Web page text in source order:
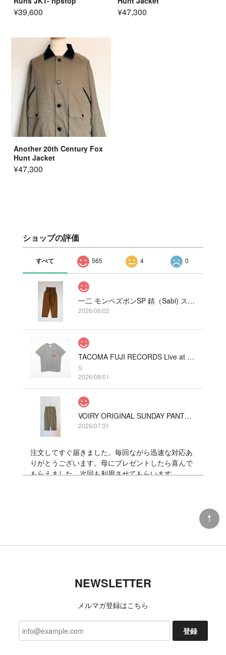
¥39,600 ¥47,300
Another 20th Century Fox
Hunt Jacket
¥47,300
ショップの評価
すべて 565 4 0
一二 モンペズボンSP 錆（Sabi) ストレッチ
2026/08/02
TACOMA FUJI RECORDS Live at Fillmore!? Tee designed by Hirohisa Yokoyama HEATHER GRAY
S
2026/08/01
VOIRY ORIGINAL SUNDAY PANTS-C/LINEN COLOR カーキ
2026/07/31
注文してすぐ届きました。毎回ながら迅速な対応あ
りがとうございます。母にプレゼントしたら喜んで
もらえました。次回も利用させてもらいます。
L
今回も、迅速な対応ありがとうございました 新たな
発見、楽しみにしております!
NEWSLETTER
メルマガ登録はこちら
登録